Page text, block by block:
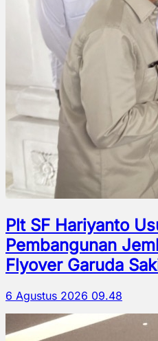
Plt SF Hariyanto
Pembangunan
Flyover Garuda
6 Agustus 2026 09.48